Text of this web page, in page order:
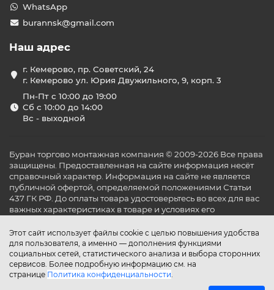
Этот сайт использует файлы cookie с целью повышения удобства
для пользователя, а именно — дополнения функциями
социальных сетей, статистического анализа и выбора сторонних
сервисов. Более подробную информацию см. на
странице Политика конфиденциальности.
WhatsApp
burannsk@gmail.com
Наш адрес
г. Кемерово, пр. Советский, 24
г. Кемерово ул. Юрия Двужильного, 9, корп. 3
Пн-Пт с 10:00 до 19:00
Сб с 10:00 до 14:00
Вс - выходной
Буран торгово монтажная компания © 2009-2026 Все права
защищены. Предоставленная на сайте информация несёт
справочный характер. Информация на сайте не является
публичной офертой, определяемой положениями Статьи
437 ГК РФ. До оплаты товара удостоверьтесь во всех для вас
важных характеристиках в товаре и условиях его